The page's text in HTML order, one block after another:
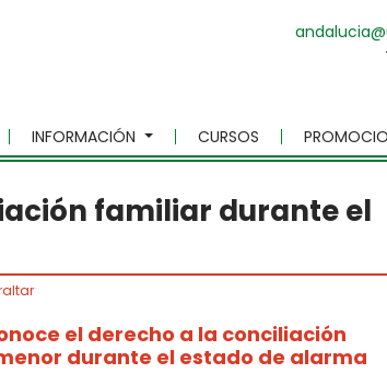
INFORMACIÓN CURSOS
familiar durante el
el derecho a la conciliación
durante el estado de alarma